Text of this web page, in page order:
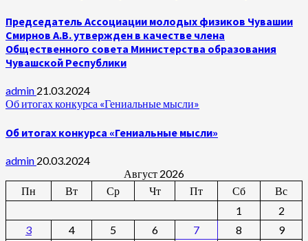
Председатель Ассоциации молодых физиков Чувашии
Смирнов А.В. утвержден в качестве члена
Общественного совета Министерства образования
Чувашской Республики
admin 21.03.2024
Об итогах конкурса «Гениальные мысли»
Об итогах конкурса «Гениальные мысли»
admin 20.03.2024
Август 2026
Пн
Вт Ср Чт Пт Сб
Вс
1
2
3
4 5 6 7 8
9